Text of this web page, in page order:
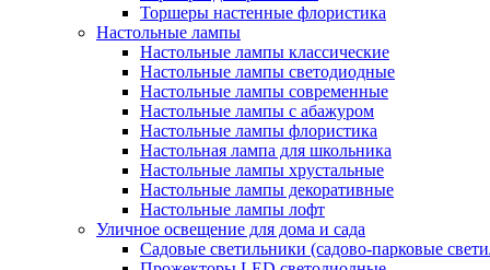
Торшеры настенные флористика
Настольные лампы
Настольные лампы классические
Настольные лампы светодиодные
Настольные лампы современные
Настольные лампы с абажуром
Настольные лампы флористика
Настольная лампа для школьника
Настольные лампы хрустальные
Настольные лампы декоративные
Настольные лампы лофт
Уличное освещение для дома и сада
Садовые светильники (садово-парковые